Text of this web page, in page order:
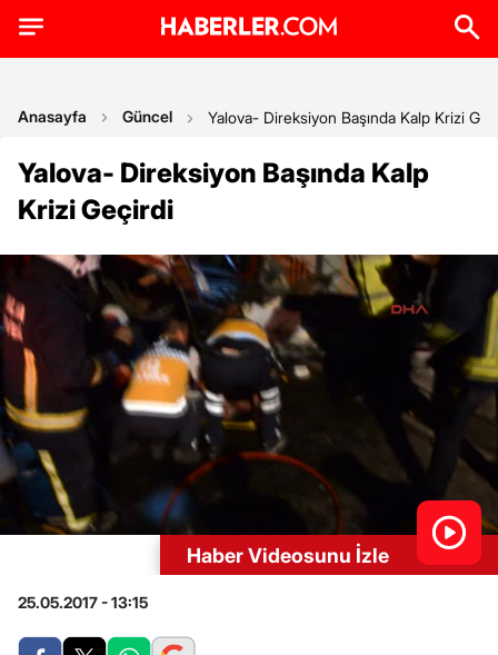
Anasayfa Güncel Yalova- Direksiyon Başında Kalp Krizi
Yalova- Direksiyon Başında Kalp
Krizi Geçirdi
Haber Videosunu İzle
25.05.2017 - 13:15